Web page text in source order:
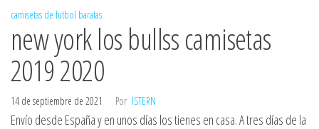
camisetas de futbol baratas
new york los bullss camisetas
2019 2020
14 de septiembre de 2021 Por ISTERN
Envío desde España y en unos días los tienes en casa. A tres días de la